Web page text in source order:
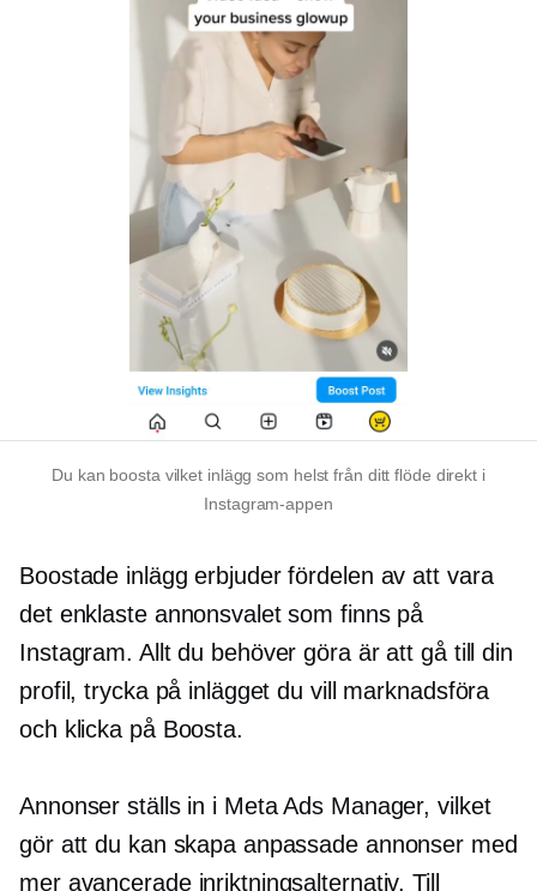
Du kan boosta vilket inlägg som helst från ditt flöde direkt i
Instagram-appen
Boostade inlägg erbjuder fördelen av att vara
det enklaste annonsvalet som finns på
Instagram. Allt du behöver göra är att gå till din
profil, trycka på inlägget du vill marknadsföra
och klicka på Boosta.
Annonser ställs in i Meta Ads Manager, vilket
gör att du kan skapa anpassade annonser med
mer avancerade inriktningsalternativ. Till